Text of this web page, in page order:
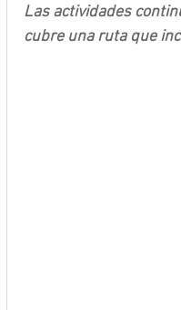
Las actividades
cubre una ruta que